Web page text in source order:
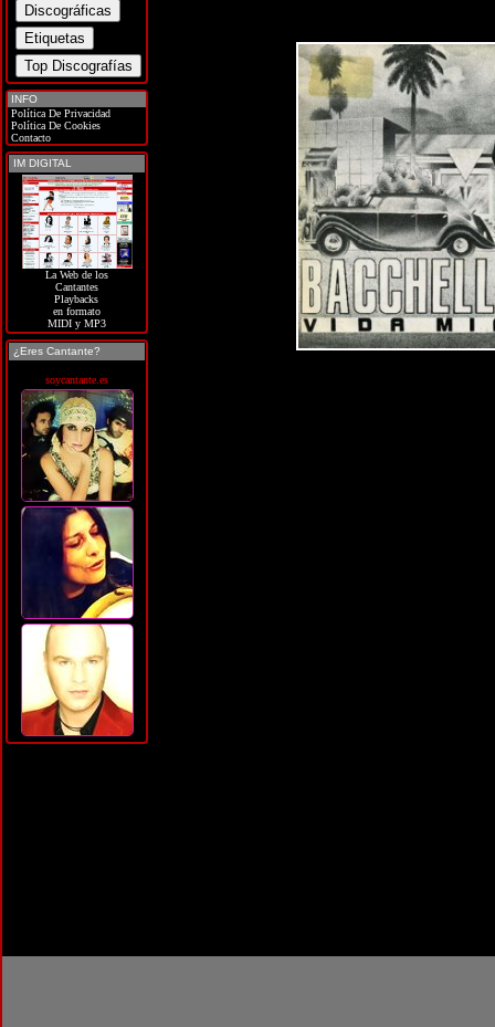
INFO
Política De Privacidad
Política De Cookies
Contacto
IM DIGITAL
La Web de los
Cantantes
Playbacks
en formato
MIDI y MP3
¿Eres Cantante?
soycantante.es